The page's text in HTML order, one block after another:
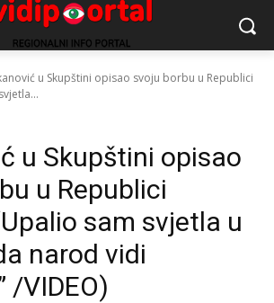
u Skupštini opisao svoju borbu u Republici
u Skupštini opisao
u Republici
sam svjetla u
narod vidi
/VIDEO)